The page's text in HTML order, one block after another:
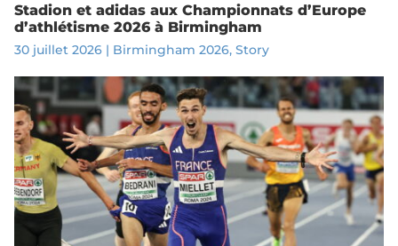
Stadion et adidas aux Championnats d’Europe
d’athlétisme 2026 à Birmingham
30 juillet 2026| Birmingham 2026, Story